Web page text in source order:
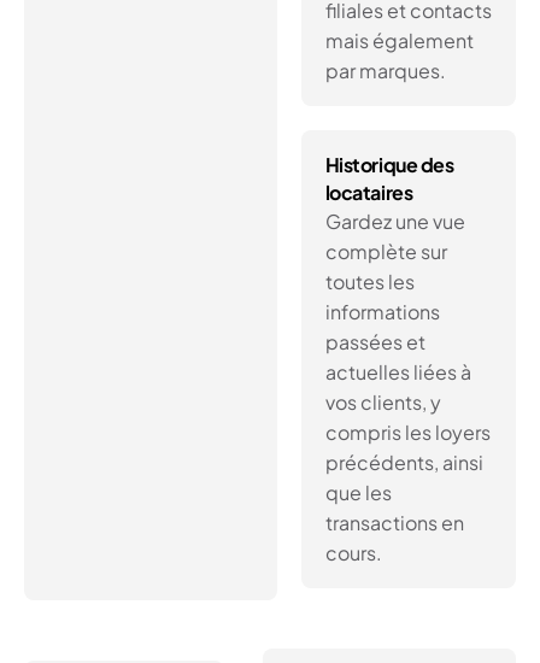
filiales et contacts
mais également
par marques.
Historique des
locataires
Gardez une vue
complète sur
toutes les
informations
passées et
actuelles liées à
vos clients, y
compris les loyers
précédents, ainsi
que les
transactions en
cours.